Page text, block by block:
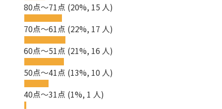
80点～71点 (20%, 15 人)
70点～61点 (22%, 17 人)
60点～51点 (21%, 16 人)
50点～41点 (13%, 10 人)
40点～31点 (1%, 1 人)